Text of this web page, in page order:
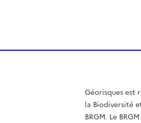
Géorisques est
la Biodiversité
BRGM. Le